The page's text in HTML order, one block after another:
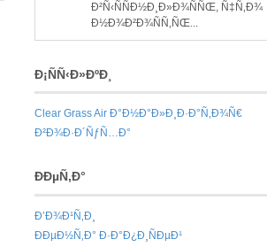
Ð²Ñ‹ÑÑÐ½Ð¸Ð»Ð¾ÑÑŒ, Ñ‡Ñ‚Ð¾
Ð½Ð¾Ð²Ð¾ÑÑ‚ÑŒ...
Ð¡ÑÑ‹Ð»ÐºÐ¸
Clear Grass Air Ð°Ð½Ð°Ð»Ð¸Ð·Ð°Ñ‚Ð¾Ñ€
Ð²Ð¾Ð·Ð´ÑƒÑ…Ð°
ÐÐµÑ‚Ð°
Ð’Ð¾Ð¹Ñ‚Ð¸
ÐÐµÐ½Ñ‚Ð° Ð·Ð°Ð¿Ð¸ÑÐµÐ¹